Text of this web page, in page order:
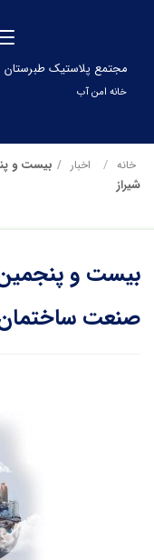
مجتمع پلاستیک طبرستان
خانه امن آب
خانه اخبار
بیست و
شیراز
بیست و پنجمین
صنعت ساختمان